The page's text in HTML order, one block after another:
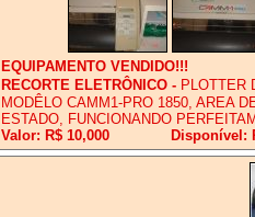
EQUIPAMENTO VENDIDO!!!
RECORTE ELETRÔNICO - PLOTTER
MODÊLO CAMM1-PRO 1850, AREA
ESTADO, FUNCIONANDO
Valor: R$ 10,000
Disponível: